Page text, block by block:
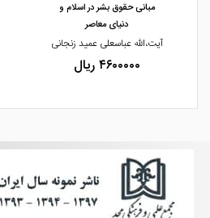
مبانی حقوق بشر در اسلام و
دنیای معاصر
آیت،الله عباسعلی عمید زنجانی
۴۶۰۰۰۰۰ ریال